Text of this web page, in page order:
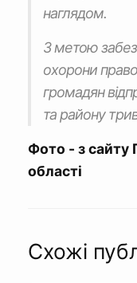
наглядом.
З метою
охорони
громадян
та району
Фото - з сайту
області
Схожі